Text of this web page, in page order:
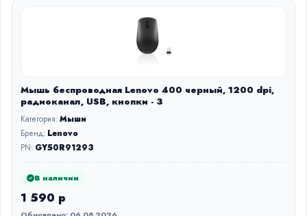
Мышь беспроводная Lenovo 400 черный, 1200 dpi,
радиоканал, USB, кнопки - 3
Категория:Мыши
Бренд: Lenovo
PN: GY50R91293
В наличии
1 590 р